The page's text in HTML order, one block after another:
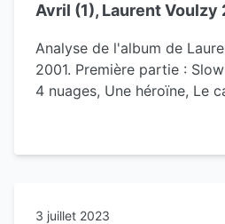
Avril (1), Laurent Voulzy
Analyse de l'album de
2001. Première partie :
4 nuages, Une héroïne, Le
3 juillet 2023